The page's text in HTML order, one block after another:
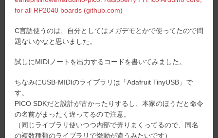
for all RP2040 boards (github.com)
C言語使うのは、自分としてはメガデモとかで使ってたので問
題ないかなと思いました。
試しにMIDIノートを出力するコードを書いてみました。
ちなみにUSB-MIDIのライブラリは「Adafruit TinyUSB」で
す。
PICO SDKだと設計が古かったりするし、本家のほうだと命令
の名前がまったく違ってるので注意。
（同じライブラリ使いつつ内部で弄りまくってるので、同名
の複数種類のライブラリで挙動が違うみたいです）